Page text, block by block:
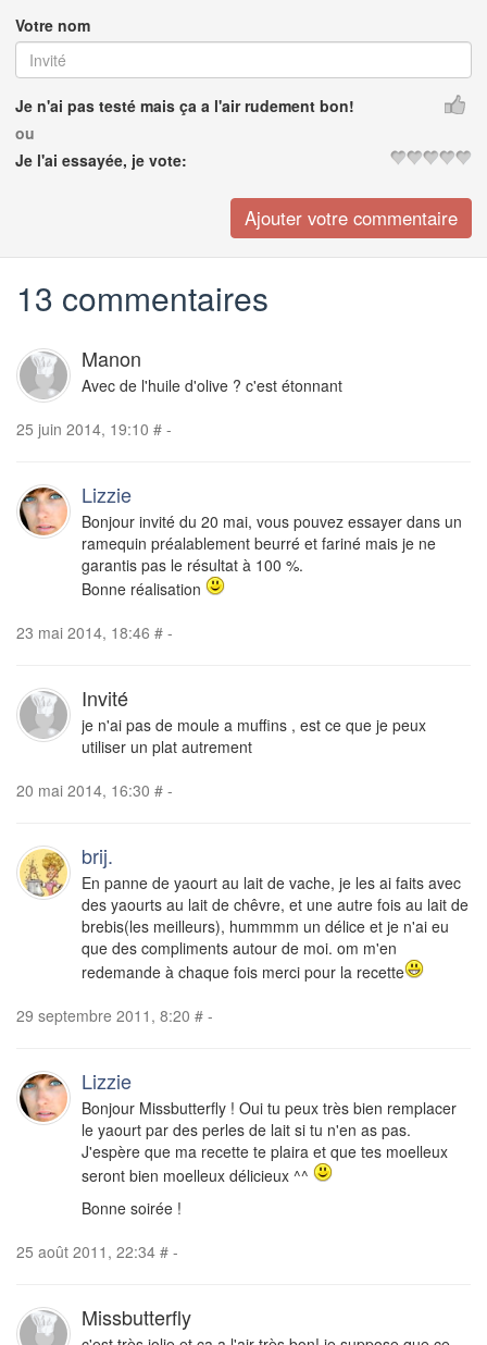
Votre nom
Je n'ai pas testé mais ça a l'air rudement bon!
ou
Je l'ai essayée, je vote:
13 commentaires
Manon
Avec de l'huile d'olive ? c'est étonnant
25 juin 2014, 19:10 # -
Lizzie
Bonjour invité du 20 mai, vous pouvez essayer dans un
ramequin préalablement beurré et fariné mais je ne
garantis pas le résultat à 100 %.
Bonne réalisation
23 mai 2014, 18:46 # -
Invité
je n'ai pas de moule a muffins , est ce que je peux
utiliser un plat autrement
20 mai 2014, 16:30 # -
brij.
En panne de yaourt au lait de vache, je les ai faits avec
des yaourts au lait de chêvre, et une autre fois au lait de
brebis(les meilleurs), hummmm un délice et je n'ai eu
que des compliments autour de moi. om m'en
redemande à chaque fois merci pour la recette
29 septembre 2011, 8:20 # -
Lizzie
Bonjour Missbutterfly ! Oui tu peux très bien remplacer
le yaourt par des perles de lait si tu n'en as pas.
J'espère que ma recette te plaira et que tes moelleux
seront bien moelleux délicieux ^^
Bonne soirée !
25 août 2011, 22:34 # -
Missbutterfly